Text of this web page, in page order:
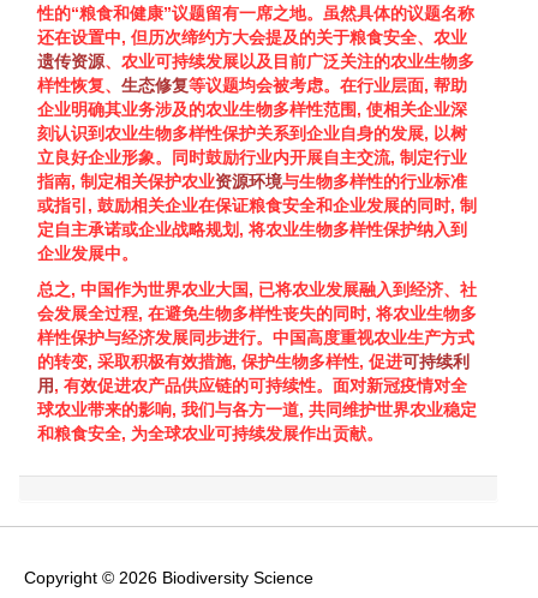
性的“粮食和健康”议题留有一席之地。虽然具体的议题名称
还在设置中, 但历次缔约方大会提及的关于粮食安全、农业
遗传资源、农业可持续发展以及目前广泛关注的农业生物多
样性恢复、 生态修复等议题均会被考虑。在行业层面, 帮助
企业明确其业务涉及的农业生物多样性范围, 使相关企业深
刻认识到农业生物多样性保护关系到企业自身的发展, 以树
立良好企业形象。同时鼓励行业内开展自主交流, 制定行业
指南, 制定相关保护农业资源环境与生物多样性的行业标准
或指引, 鼓励相关企业在保证粮食安全和企业发展的同时, 制
定自主承诺或企业战略规划, 将农业生物多样性保护纳入到
企业发展中。
总之, 中国作为世界农业大国, 已将农业发展融入到经济、社
会发展全过程, 在避免生物多样性丧失的同时, 将农业生物多
样性保护与经济发展同步进行。中国高度重视农业生产方式
的转变, 采取积极有效措施, 保护生物多样性, 促进可持续利
用, 有效促进农产品供应链的可持续性。面对新冠疫情对全
球农业带来的影响, 我们与各方一道, 共同维护世界农业稳定
和粮食安全, 为全球农业可持续发展作出贡献。
Copyright © 2026 Biodiversity Science